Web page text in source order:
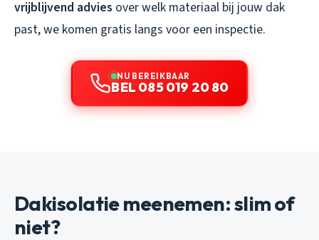
vrijblijvend advies over welk materiaal bij jouw dak
past, we komen gratis langs voor een inspectie.
NU BEREIKBAAR
BEL 085 019 20 80
Dakisolatie meenemen: slim of
niet?